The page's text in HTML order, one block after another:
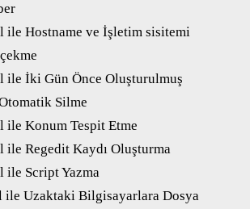
ile Hostname ve İşletim sisitemi
ile İki Gün Önce Oluşturulmuş
Silme
ile Konum Tespit Etme
ile Regedit Kaydı Oluşturma
ile Script Yazma
ile Uzaktaki Bilgisayarlara Dosya